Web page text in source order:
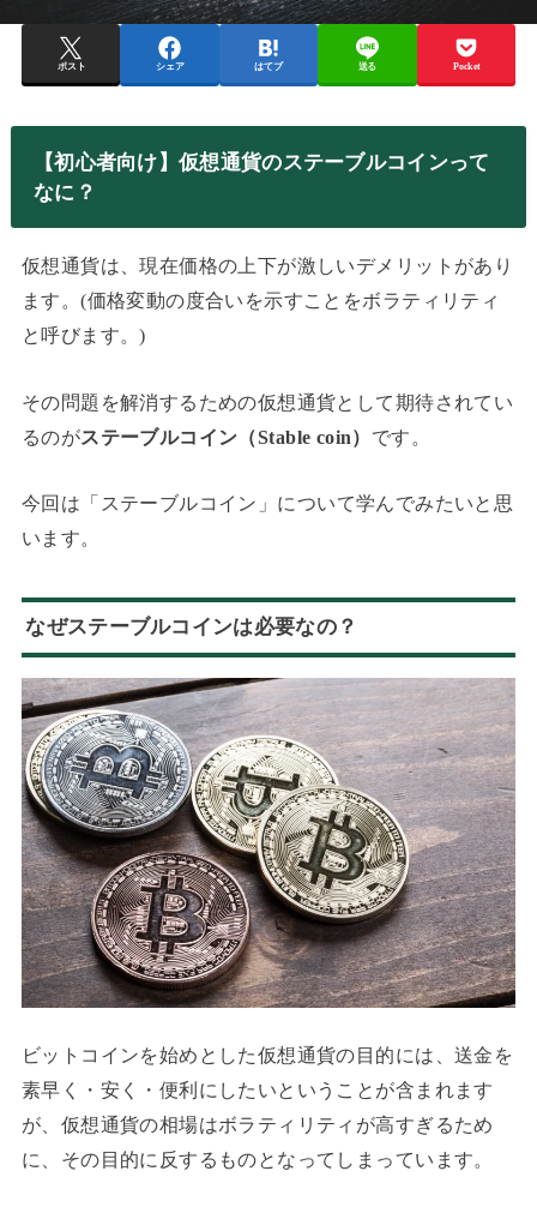
ポスト シェア はてブ 送る Pocket
【初心者向け】仮想通貨のステーブルコインって
なに？
仮想通貨は、現在価格の上下が激しいデメリットがあり
ます。(価格変動の度合いを示すことをボラティリティ
と呼びます。)
その問題を解消するための仮想通貨として期待されてい
るのがステーブルコイン（Stable coin） です。
今回は「ステーブルコイン」について学んでみたいと思
います。
なぜステーブルコインは必要なの？
ビットコインを始めとした仮想通貨の目的には、送金を
素早く・安く・便利にしたいということが含まれます
が、仮想通貨の相場はボラティリティが高すぎるため
に、その目的に反するものとなってしまっています。